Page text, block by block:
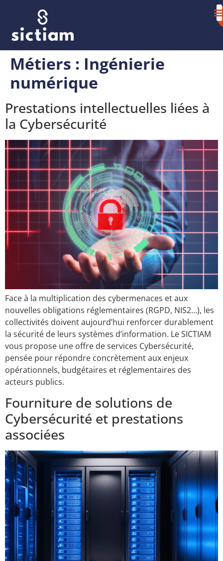
Métiers : Ingénierie
numérique
Prestations intellectuelles liées à
la Cybersécurité
Face à la multiplication des cybermenaces et aux
nouvelles obligations réglementaires (RGPD, NIS2…), les
collectivités doivent aujourd’hui renforcer durablement
la sécurité de leurs systèmes d’information. Le SICTIAM
vous propose une offre de services Cybersécurité,
pensée pour répondre concrètement aux enjeux
opérationnels, budgétaires et réglementaires des
acteurs publics.
Fourniture de solutions de
Cybersécurité et prestations
associées